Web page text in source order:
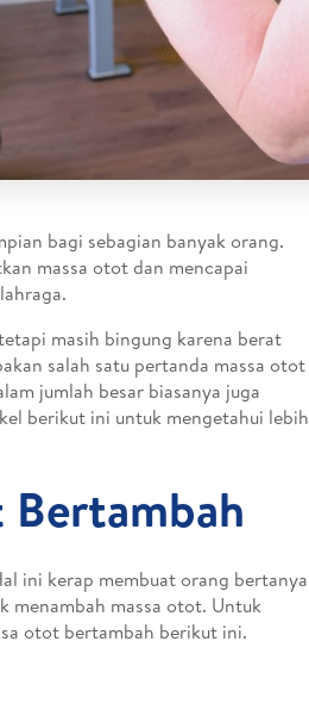
bagi sebagian banyak orang.
massa otot dan mencapai
masih bingung karena berat
salah satu pertanda massa otot
jumlah besar biasanya juga
berikut ini untuk mengetahui lebih
ini kerap membuat orang bertanya
menambah massa otot. Untuk
otot bertambah berikut ini.